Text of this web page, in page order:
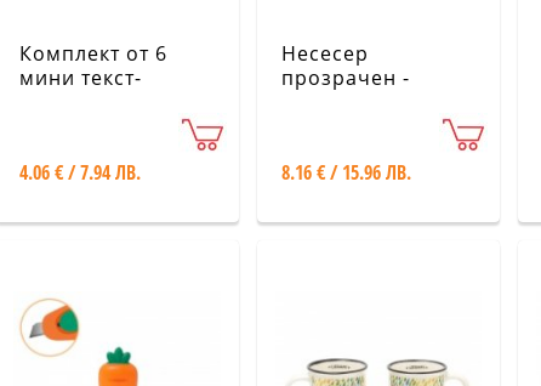
Комплект от 6
мини текст-
4.06 € / 7.94 ЛВ.
Несесер
прозрачен -
8.16 € / 15.96 ЛВ.